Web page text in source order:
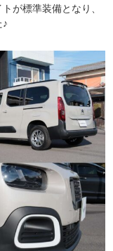
が標準装備となり、